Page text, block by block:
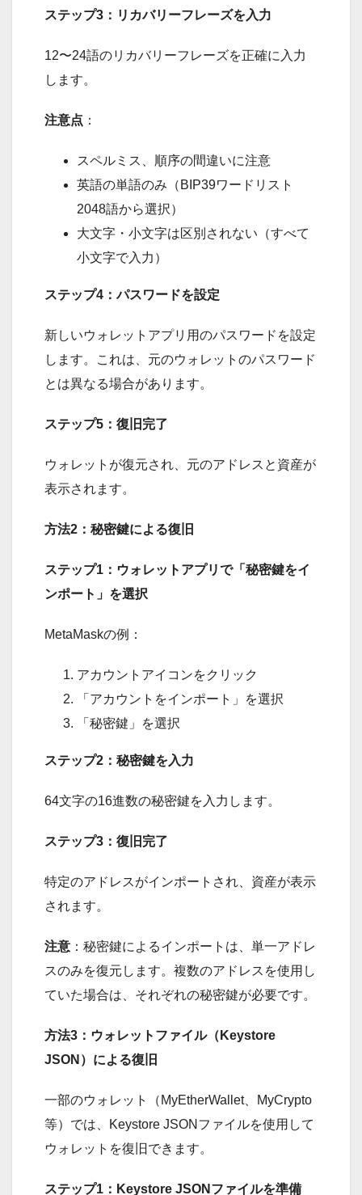
ステップ3：リカバリーフレーズを入力
12〜24語のリカバリーフレーズを正確に入力
します。
注意点 ：
スペルミス、順序の間違いに注意
英語の単語のみ（BIP39ワードリスト
2048語から選択）
大文字・小文字は区別されない（すべて
小文字で入力）
ステップ4：パスワードを設定
新しいウォレットアプリ用のパスワードを設定
します。これは、元のウォレットのパスワード
とは異なる場合があります。
ステップ5：復旧完了
ウォレットが復元され、元のアドレスと資産が
表示されます。
方法2：秘密鍵による復旧
ステップ1：ウォレットアプリで「秘密鍵をイ
ンポート」を選択
MetaMaskの例：
アカウントアイコンをクリック
「アカウントをインポート」を選択
「秘密鍵」を選択
ステップ2：秘密鍵を入力
64文字の16進数の秘密鍵を入力します。
ステップ3：復旧完了
特定のアドレスがインポートされ、資産が表示
されます。
注意 ：秘密鍵によるインポートは、単一アドレ
スのみを復元します。複数のアドレスを使用し
ていた場合は、それぞれの秘密鍵が必要です。
方法3：ウォレットファイル（Keystore
JSON）による復旧
一部のウォレット（MyEtherWallet、MyCrypto
等）では、Keystore JSONファイルを使用して
ウォレットを復旧できます。
ステップ1：Keystore JSONファイルを準備